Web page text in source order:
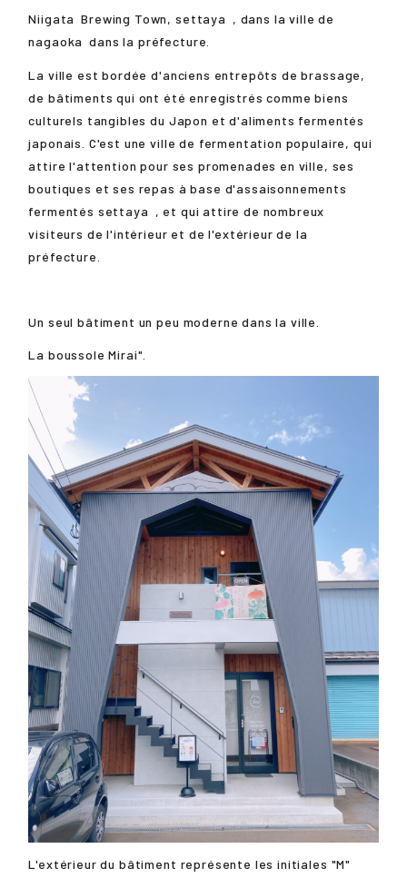
Niigata Brewing Town, settaya , dans la ville de
nagaoka dans la préfecture.
La ville est bordée d'anciens entrepôts de brassage,
de bâtiments qui ont été enregistrés comme biens
culturels tangibles du Japon et d'aliments fermentés
japonais. C'est une ville de fermentation populaire, qui
attire l'attention pour ses promenades en ville, ses
boutiques et ses repas à base d'assaisonnements
fermentés settaya , et qui attire de nombreux
visiteurs de l'intérieur et de l'extérieur de la
préfecture.
Un seul bâtiment un peu moderne dans la ville.
La boussole Mirai".
L'extérieur du bâtiment représente les initiales "M"